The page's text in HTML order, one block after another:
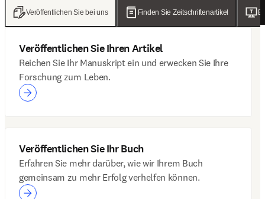
Veröffentlichen Sie bei uns Finden Sie Zeitschriftenartikel
Veröffentlichen Sie Ihren Artikel
Reichen Sie Ihr Manuskript ein und erwecken Sie Ihre
Forschung zum Leben.
Veröffentlichen Sie Ihr Buch
Erfahren Sie mehr darüber, wie wir Ihrem Buch
gemeinsam zu mehr Erfolg verhelfen können.